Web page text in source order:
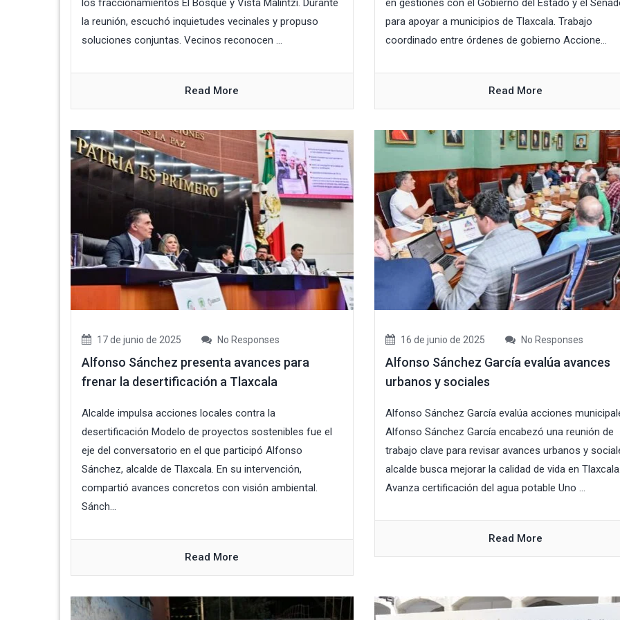
los fraccionamientos El Bosque y Vista Malintzi. Durante
la reunión, escuchó inquietudes vecinales y propuso
soluciones conjuntas. Vecinos reconocen ...
Read More
en gestiones con el Gobierno del Estado y el
para apoyar a municipios de Tlaxcala. Trabajo
coordinado entre órdenes de gobierno Accione...
Read More
17 de junio de 2025 No Responses
Alfonso Sánchez presenta avances para
frenar la desertificación a Tlaxcala
Alcalde impulsa acciones locales contra la
desertificación Modelo de proyectos sostenibles fue el
eje del conversatorio en el que participó Alfonso
Sánchez, alcalde de Tlaxcala. En su intervención,
compartió avances concretos con visión ambiental.
Sánch...
Read More
16 de junio de 2025 No Responses
Alfonso Sánchez García evalúa avances
urbanos y sociales
Alfonso Sánchez García evalúa acciones
Alfonso Sánchez García encabezó una reunión de
trabajo clave para revisar avances urbanos y
alcalde busca mejorar la calidad de vida en
Avanza certificación del agua potable Uno ...
Read More